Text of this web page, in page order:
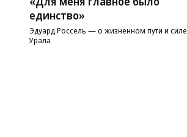
единство»
Эдуард Россель — о жизненном пути и силе
Урала